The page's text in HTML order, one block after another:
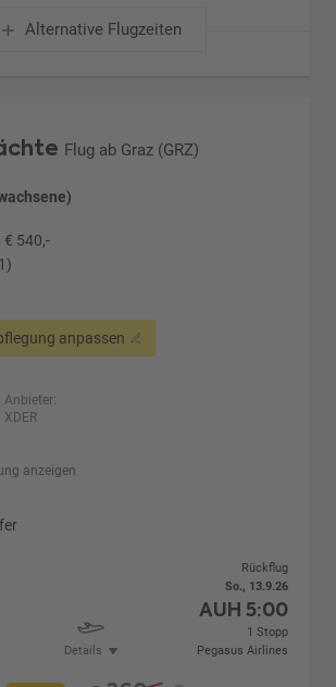
Alternative Flugzeiten
Flug ab Graz (GRZ)
€ 540,-
anpassen
Anbieter:
XDER
anzeigen
Details
Rückflug
So., 13.9.26
AUH 5:00
1 Stopp
Pegasus Airlines